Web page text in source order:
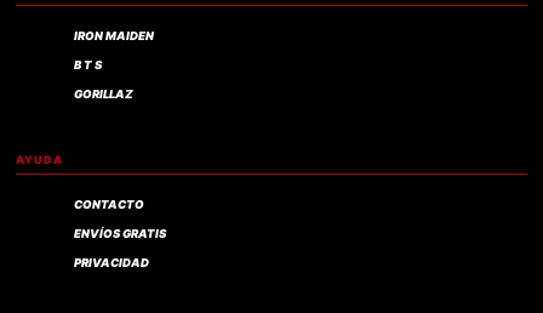
IRON MAIDEN
B T S
GORILLAZ
AYUDA
CONTACTO
ENVÍOS GRATIS
PRIVACIDAD